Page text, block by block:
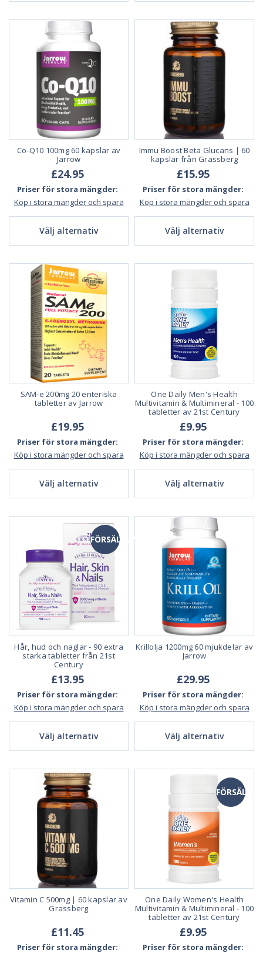
Co-Q10 100mg 60 kapslar av
Jarrow
£24.95
Priser för stora mängder:
Köp i stora mängder och spara
Välj alternativ
Immu Boost Beta Glucans | 60
kapslar från Grassberg
£15.95
Priser för stora mängder:
Köp i stora mängder och spara
Välj alternativ
SAM-e 200mg 20 enteriska
tabletter av Jarrow
£19.95
Priser för stora mängder:
Köp i stora mängder och spara
Välj alternativ
One Daily Men's Health
Multivitamin & Multimineral - 100
tabletter av 21st Century
£9.95
Priser för stora mängder:
Köp i stora mängder och spara
Välj alternativ
FÖRSÄLJNING
Hår, hud och naglar - 90 extra
starka tabletter från 21st
Century
£13.95
Priser för stora mängder:
Köp i stora mängder och spara
Välj alternativ
Krillolja 1200mg 60 mjukdelar av
Jarrow
£29.95
Priser för stora mängder:
Köp i stora mängder och spara
Välj alternativ
Vitamin C 500mg | 60 kapslar av
Grassberg
£11.45
Priser för stora mängder:
One Daily Women's Health
Multivitamin & Multimineral - 100
tabletter av 21st Century
£9.95
Priser för stora mängder: